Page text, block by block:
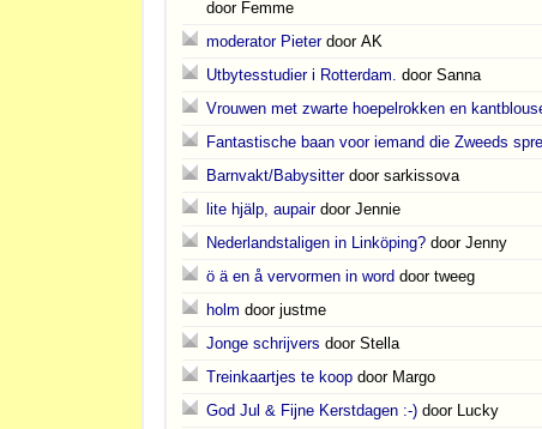
door Femme
moderator Pieter door AK
Utbytesstudier i Rotterdam. door Sanna
Vrouwen met zwarte hoepelrokken en
Fantastische baan voor iemand die Zweeds
Barnvakt/Babysitter door sarkissova
lite hjälp, aupair door Jennie
Nederlandstaligen in Linköping? door Jenny
ö ä en å vervormen in word door tweeg
holm door justme
Jonge schrijvers door Stella
Treinkaartjes te koop door Margo
God Jul & Fijne Kerstdagen :-) door Lucky